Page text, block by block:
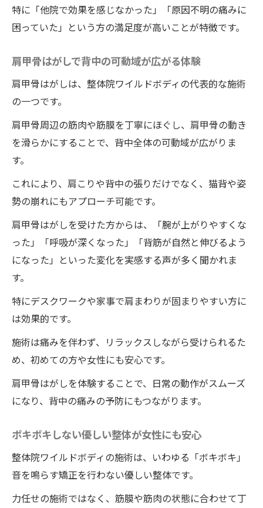
特に「他院で効果を感じなかった」「原因不明の痛みに
困っていた」という方の満足度が高いことが特徴です。
肩甲骨はがしで背中の可動域が広がる体験
肩甲骨はがしは、整体院ワイルドボディの代表的な施術
の一つです。
肩甲骨周辺の筋肉や筋膜を丁寧にほぐし、肩甲骨の動き
を滑らかにすることで、背中全体の可動域が広がりま
す。
これにより、肩こりや背中の張りだけでなく、猫背や姿
勢の崩れにもアプローチ可能です。
肩甲骨はがしを受けた方からは、「腕が上がりやすくな
った」「呼吸が深くなった」「背筋が自然と伸びるよう
になった」といった変化を実感する声が多く聞かれま
す。
特にデスクワークや家事で肩まわりが固まりやすい方に
は効果的です。
施術は痛みを伴わず、リラックスしながら受けられるた
め、初めての方や女性にも安心です。
肩甲骨はがしを体験することで、日常の動作がスムーズ
になり、背中の痛みの予防にもつながります。
ボキボキしない優しい整体が女性にも安心
整体院ワイルドボディの施術は、いわゆる「ボキボキ」
音を鳴らす矯正を行わない優しい整体です。
力任せの施術ではなく、筋膜や筋肉の状態に合わせて丁